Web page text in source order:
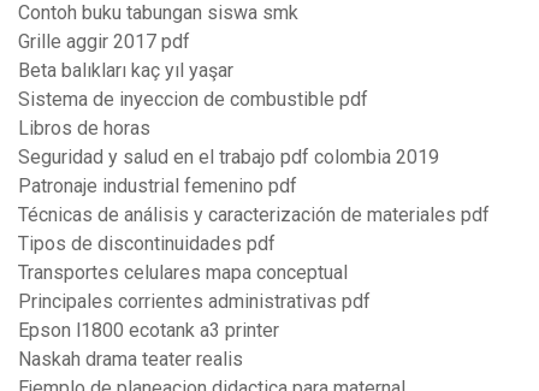
Contoh buku tabungan siswa smk
Grille aggir 2017 pdf
Beta balıkları kaç yıl yaşar
Sistema de inyeccion de combustible pdf
Libros de horas
Seguridad y salud en el trabajo pdf colombia 2019
Patronaje industrial femenino pdf
Técnicas de análisis y caracterización de materiales pdf
Tipos de discontinuidades pdf
Transportes celulares mapa conceptual
Principales corrientes administrativas pdf
Epson l1800 ecotank a3 printer
Naskah drama teater realis